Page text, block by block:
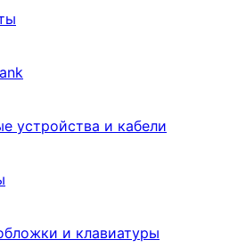
устройства и кабели
и клавиатуры